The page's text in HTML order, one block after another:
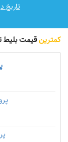
تاریخ
کمترینقیمت بلیط